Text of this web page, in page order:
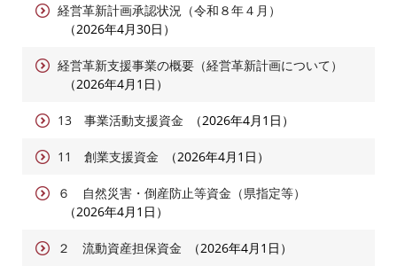
経営革新計画承認状況（令和８年４月）
2026年4月30日
経営革新支援事業の概要（経営革新計画について）
2026年4月1日
13 事業活動支援資金 2026年4月1日
11 創業支援資金 2026年4月1日
６ 自然災害・倒産防止等資金（県指定等）
2026年4月1日
２ 流動資産担保資金 2026年4月1日